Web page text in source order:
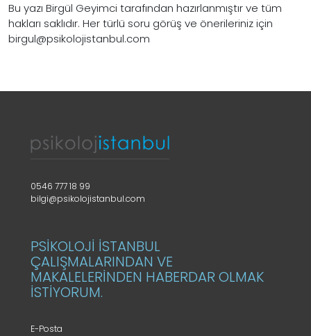
Bu yazı Birgül Geyimci tarafından hazırlanmıştır ve tüm
hakları saklıdır. Her türlü soru görüş ve önerileriniz için
birgul@psikolojistanbul.com
0546 777 18 99
bilgi@psikolojistanbul.com
PSİKOLOJİ İSTANBUL
ÇALIŞMALARINDAN VE
MAKALELERİNDEN HABERDAR OLMAK
İSTİYORUM.
E-Posta